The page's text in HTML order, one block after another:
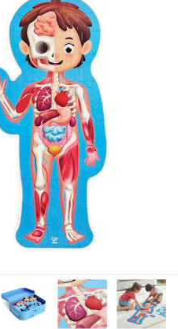
i destrucció
Construccions
Espais exteriors
Psicomotricitat
Jocs simbòlics
Mobiliari tecnològic
Monitors interactius